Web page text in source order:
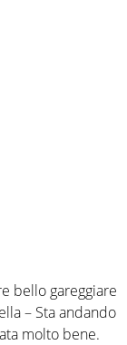
bello gareggiare
– Sta andando
molto bene.